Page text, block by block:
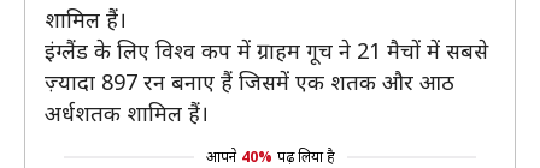
शामिल हैं।
इंग्लैंड के लिए विश्व कप में ग्राहम गूच ने 21 मैचों में सबसे
ज़्यादा 897 रन बनाए हैं जिसमें एक शतक और आठ
अर्धशतक शामिल हैं।
आपने 40% पढ़ लिया है